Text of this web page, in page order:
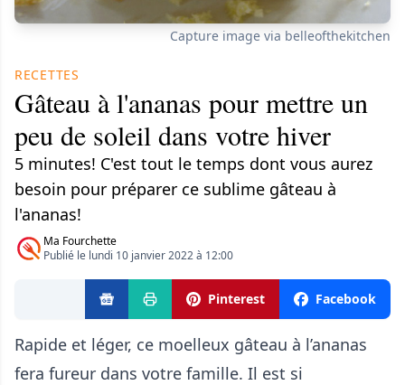
Capture image via belleofthekitchen
RECETTES
Gâteau à l'ananas pour mettre un
peu de soleil dans votre hiver
5 minutes! C'est tout le temps dont vous aurez
besoin pour préparer ce sublime gâteau à
l'ananas!
Ma Fourchette
Publié le lundi 10 janvier 2022 à 12:00
Pinterest Facebook
Rapide et léger, ce moelleux gâteau à l’ananas
fera fureur dans votre famille. Il est si